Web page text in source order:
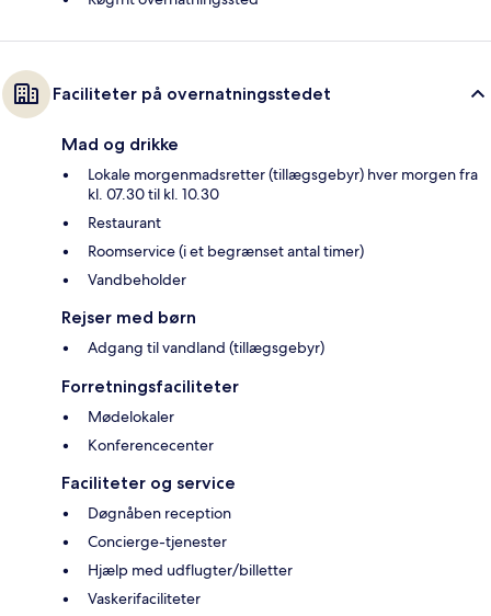
Faciliteter på overnatningsstedet
Mad og drikke
Lokale morgenmadsretter (tillægsgebyr) hver morgen fra
kl. 07.30 til kl. 10.30
Restaurant
Roomservice (i et begrænset antal timer)
Vandbeholder
Rejser med børn
Adgang til vandland (tillægsgebyr)
Forretningsfaciliteter
Mødelokaler
Konferencecenter
Faciliteter og service
Døgnåben reception
Concierge-tjenester
Hjælp med udflugter/billetter
Vaskerifaciliteter